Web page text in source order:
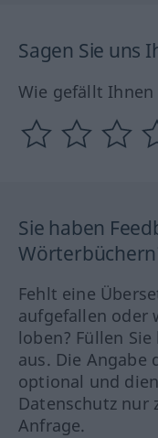
Sagen Sie uns
Wie gefällt
Sie haben
Fehlt eine
aufgefallen oder
loben? Füllen
aus. Die Angabe
optional und
Datenschutz nur
Anfrage.